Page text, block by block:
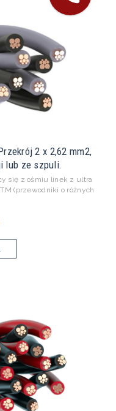
2 x 2,62 mm2,
lub ze szpuli.
się z ośmiu linek z ultra
(przewodniki o różnych